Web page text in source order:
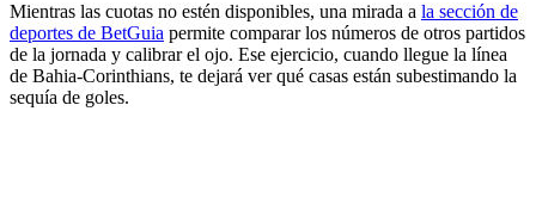
Mientras las cuotas no estén disponibles, una mirada a la sección de
deportes de BetGuia permite comparar los números de otros partidos
de la jornada y calibrar el ojo. Ese ejercicio, cuando llegue la línea
de Bahia-Corinthians, te dejará ver qué casas están subestimando la
sequía de goles.